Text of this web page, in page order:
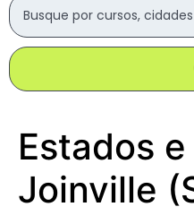
Estados
Joinville